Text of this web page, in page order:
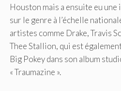
Houston mais a ensuite eu
sur le genre à l’échelle
artistes comme Drake, Travis
Thee Stallion, qui est
Big Pokey dans son album
« Traumazine ».